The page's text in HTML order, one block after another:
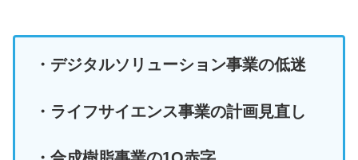
・デジタルソリューション事業の低迷
・ライフサイエンス事業の計画見直し